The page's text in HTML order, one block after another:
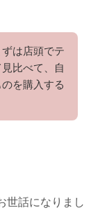
は店頭でテ
比べて、自
を購入する
世話になりまし